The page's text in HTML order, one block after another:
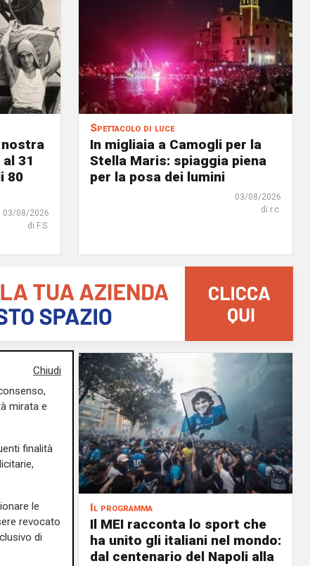
nostra
31
80
03/08/2026
di F.S.
Spettacolo di luce
In migliaia a Camogli per la
Stella Maris: spiaggia piena
per la posa dei lumini
03/08/2026
di r.c.
il 6
il
Il programma
Il MEI racconta lo sport che
ha unito gli italiani nel mondo:
dal centenario del Napoli alla
Chiudi
mirata e
finalità
le
revocato
di